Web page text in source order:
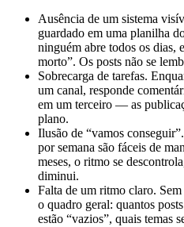
Ausência de um sistema
guardado em uma planilha
ninguém abre todos os dias,
morto”. Os posts não se
Sobrecarga de tarefas.
um canal, responde
em um terceiro — as
plano.
Ilusão de “vamos
por semana são fáceis de
meses, o ritmo se
diminui.
Falta de um ritmo claro.
o quadro geral: quantos
estão “vazios”, quais temas